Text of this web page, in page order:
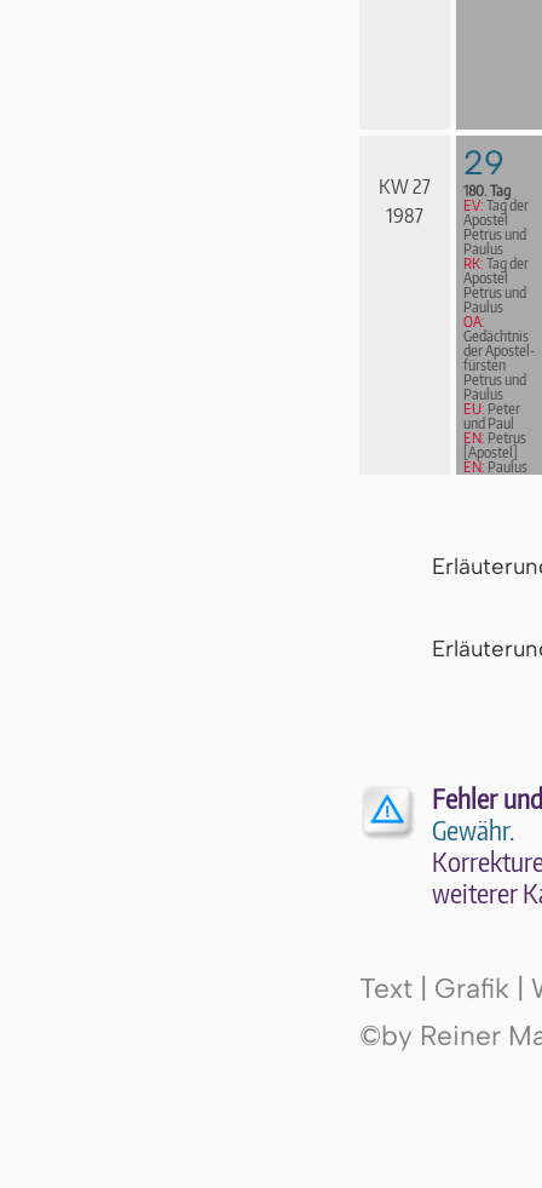
KW 27
1987
29
180. Tag
EV: Tag der
Apostel
Petrus und
Paulus
RK: Tag der
Apostel
Petrus und
Paulus
OA:
Gedächtnis
der Apostel­
fürs­ten
Petrus und
Paulus
EU: Peter
und Paul
EN: Petrus
[Apostel]
EN: Paulus
Fehler
Gewähr.
wei­te­rer
Text | Grafik |
©by Reiner